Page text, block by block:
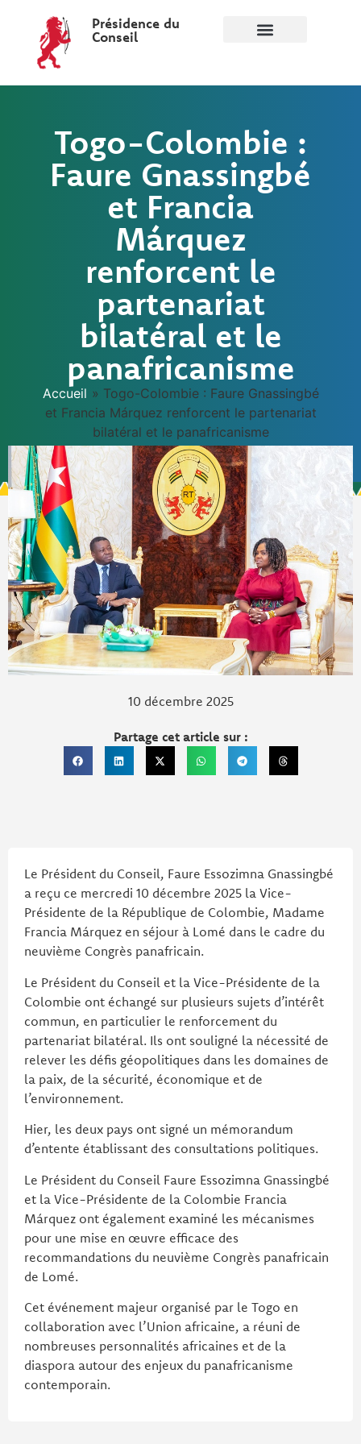
Présidence du
Conseil
Togo-Colombie :
Faure Gnassingbé
et Francia
Márquez
renforcent le
partenariat
bilatéral et le
panafricanisme
Accueil » Togo-Colombie : Faure Gnassingbé
et Francia Márquez renforcent le partenariat
bilatéral et le panafricanisme
10 décembre 2025
Partage cet article sur :
Le Président du Conseil, Faure Essozimna Gnassingbé
a reçu ce mercredi 10 décembre 2025 la Vice-
Présidente de la République de Colombie, Madame
Francia Márquez en séjour à Lomé dans le cadre du
neuvième Congrès panafricain.
Le Président du Conseil et la Vice-Présidente de la
Colombie ont échangé sur plusieurs sujets d’intérêt
commun, en particulier le renforcement du
partenariat bilatéral. Ils ont souligné la nécessité de
relever les défis géopolitiques dans les domaines de
la paix, de la sécurité, économique et de
l’environnement.
Hier, les deux pays ont signé un mémorandum
d’entente établissant des consultations politiques.
Le Président du Conseil Faure Essozimna Gnassingbé
et la Vice-Présidente de la Colombie Francia
Márquez ont également examiné les mécanismes
pour une mise en œuvre efficace des
recommandations du neuvième Congrès panafricain
de Lomé.
Cet événement majeur organisé par le Togo en
collaboration avec l’Union africaine, a réuni de
nombreuses personnalités africaines et de la
diaspora autour des enjeux du panafricanisme
contemporain.